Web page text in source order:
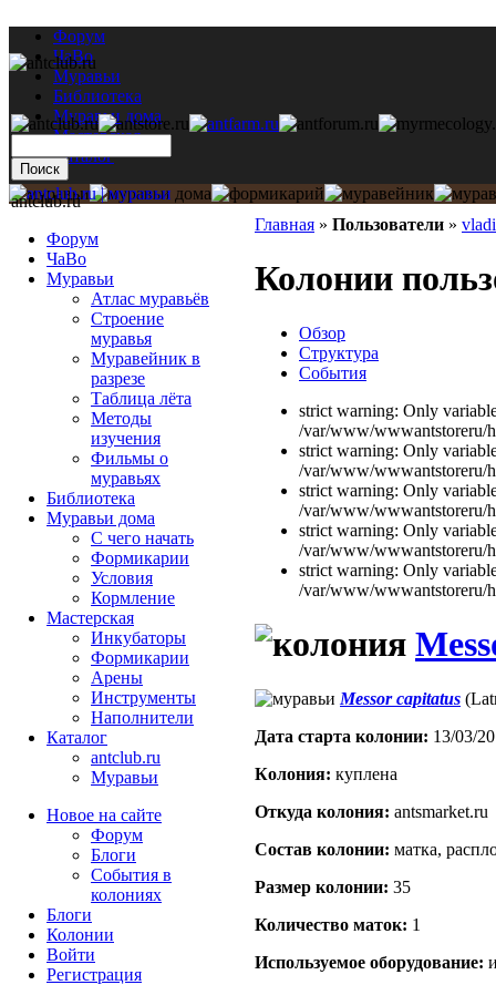
Форум
ЧаВо
Муравьи
Библиотека
Муравьи дома
Мастерская
Каталог
Главная » Пользователи »
Колонии
Обзор
Структура
События
strict warning: Only
/var/www/wwwantstoreru/
strict warning: Only
/var/www/wwwantstoreru/
strict warning: Only
/var/www/wwwantstoreru/
strict warning: Only
/var/www/wwwantstoreru/
strict warning: Only
/var/www/wwwantstoreru/
Messor capitatus
Дата старта кoлонии: 13/03/
Кoлония: куплена
Откуда кoлония: antsmarket.ru
Состав кoлонии: матка,
Размер кoлонии: 35
Количество маток: 1
Используемое оборудование:
antclub.ru
Форум
ЧаВо
Муравьи
Атлас муравьёв
Строение
муравья
Муравейник в
разрезе
Таблица лёта
Методы
изучения
Фильмы о
муравьях
Библиотека
Муравьи дома
С чего начать
Формикарии
Условия
Кормление
Мастерская
Инкубаторы
Формикарии
Арены
Инструменты
Наполнители
Каталог
antclub.ru
Муравьи
Новое на сайте
Форум
Блоги
События в
колониях
Блоги
Колонии
Войти
Peгиcтpaция